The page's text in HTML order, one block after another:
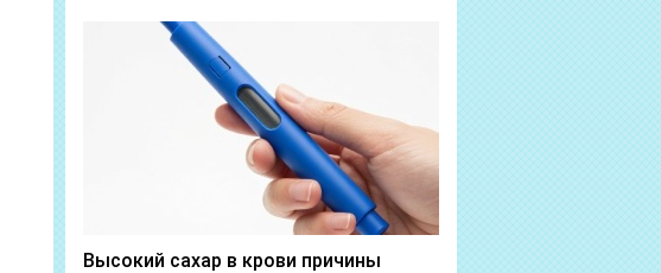
Высокий сахар в крови причины